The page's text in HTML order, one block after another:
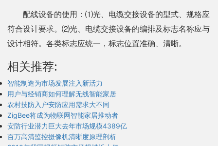
配线设备的使用：⑴光、电缆交接设备的型式、规格应
符合设计要求。⑵光、电缆交接设备的编排及标志名称应与
设计相符。各类标志应统一，标志位置准确、清晰。
相关推荐:
智能制造为市场发展注入新活力
用户与经销商如何理解无线智能家居
农村技防入户安防应用需求大不同
ZigBee将成为物联网智能家居推动者
安防行业潜力巨大去年市场规模4389亿
百万高清监控摄像机清晰度原理剖析